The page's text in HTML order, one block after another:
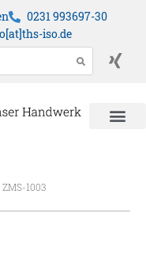
0231 993697-30
iso.de
1003